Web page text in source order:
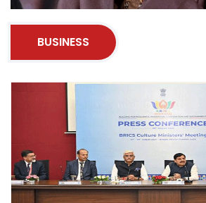
BUSINESS